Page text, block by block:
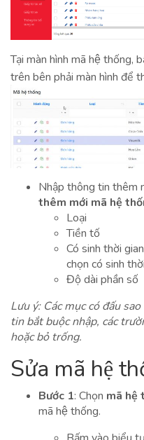
Tại màn hình mã hệ thống,
trên bên phải màn hình để
Nhập thông tin thêm
thêm mới mã hệ
Loại
Tiền tố
Có sinh thời
chọn có sinh
Độ dài phần số
Lưu ý: Các mục có đấu sao
tin bắt buộc nhập, các
hoặc bỏ trống.
Sửa mã hệ
Bước 1: Chọn mã hệ
mã hệ thống.